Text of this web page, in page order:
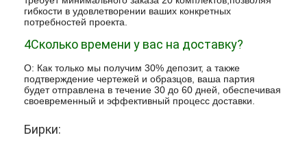
гибкости в удовлетворении ваших конкретных
потребностей проекта.
4Сколько времени у вас на доставку?
О: Как только мы получим 30% депозит, а также
подтверждение чертежей и образцов, ваша партия
будет отправлена в течение 30 до 60 дней, обеспечивая
своевременный и эффективный процесс доставки.
Бирки: